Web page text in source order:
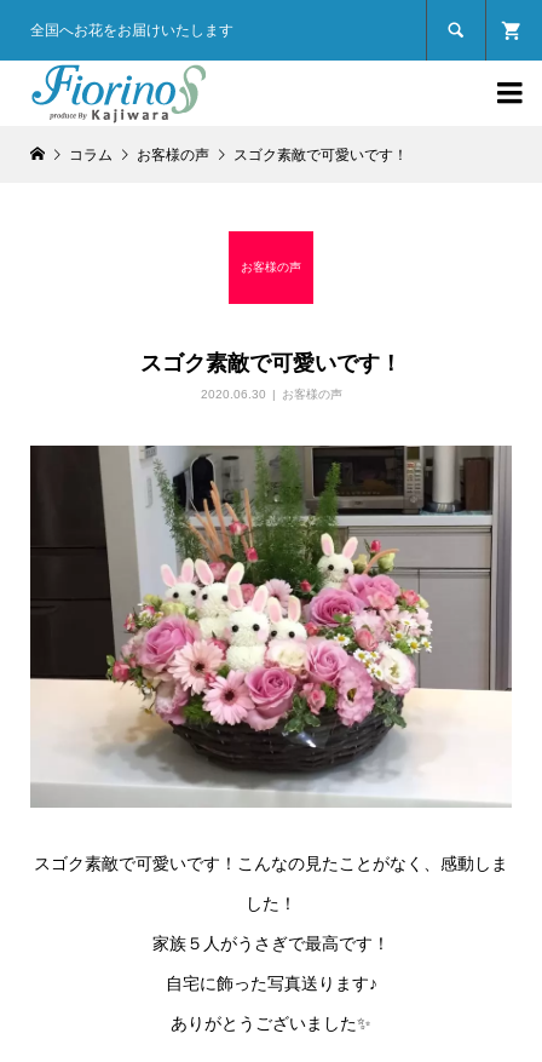
全国へお花をお届けいたします 

コラム お客様の声 スゴク素敵で可愛いです！
お客様の声
スゴク素敵で可愛いです！
2020.06.30 お客様の声
スゴク素敵で可愛いです！こんなの見たことがなく、感動しま
した！
家族５人がうさぎで最高です！
自宅に飾った写真送ります♪
ありがとうございました✨